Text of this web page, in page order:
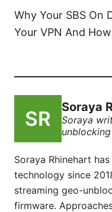
Why Your SBS On
Your VPN And
Soraya
Soraya
Soraya Rhinehart
technology since
streaming geo-
firmware.